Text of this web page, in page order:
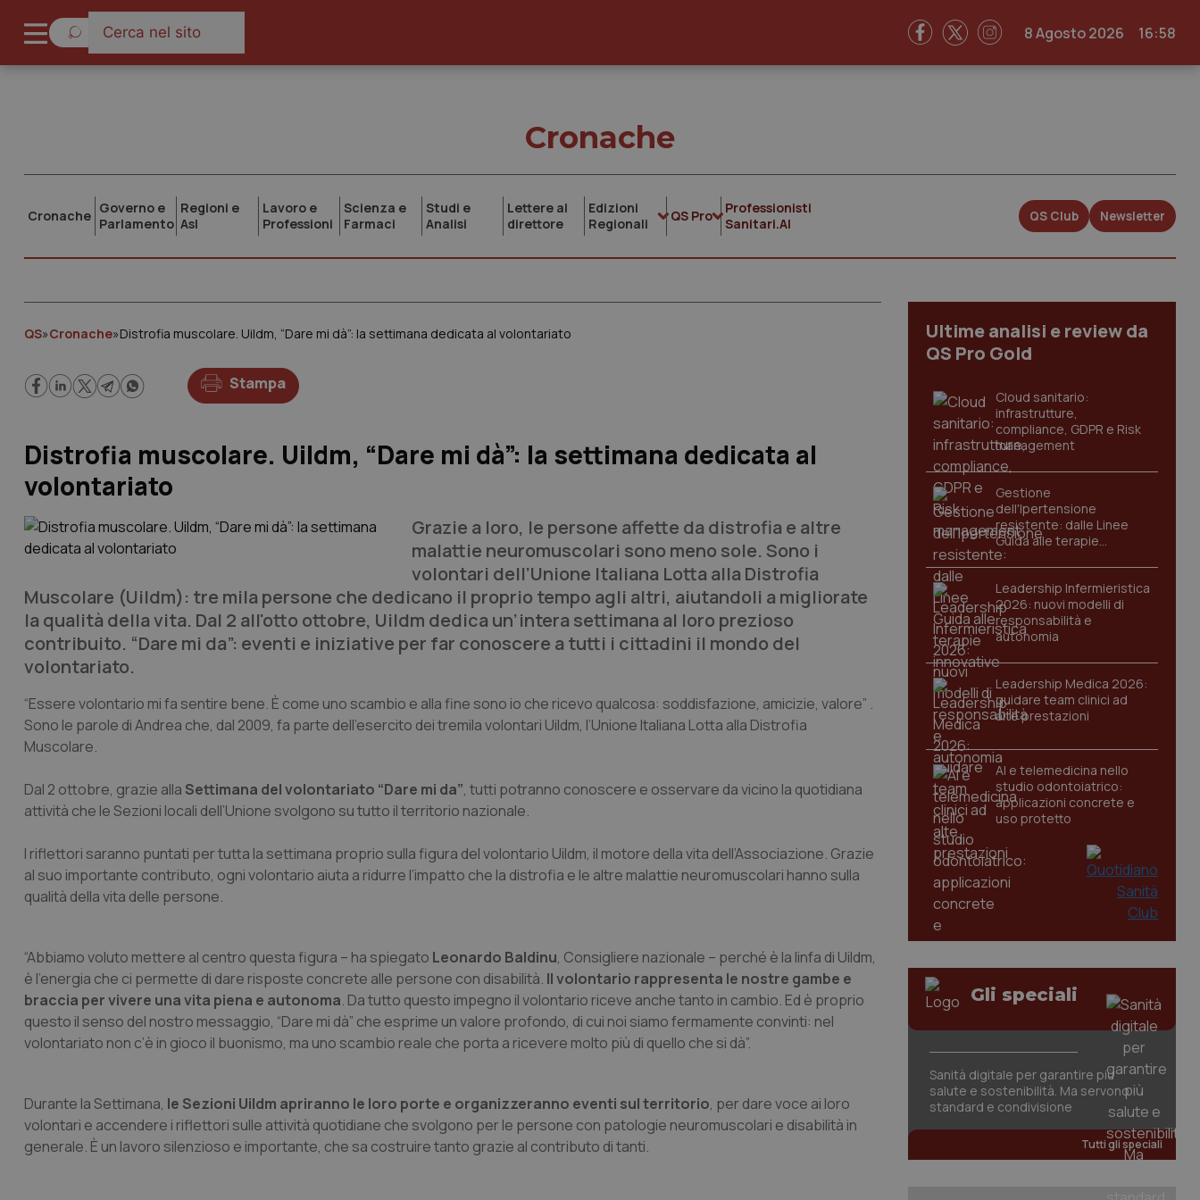
8 Agosto 2026 16:58
Cronache
Cronache Governo e
Parlamento
Regioni e
Asl
Lavoro e
Professioni
Scienza e
Farmaci
Studi e
Analisi
Lettere al
direttore
Edizioni
Regionali
QS Pro
Professionisti
Sanitari.AI
QS Club Newsletter
QS»Cronache»Distrofia muscolare. Uildm, “Dare mi dà”: la settimana dedicata al volontariato
Stampa
Distrofia muscolare. Uildm, “Dare mi dà”: la settimana dedicata al
volontariato
Grazie a loro, le persone affette da distrofia e altre
malattie neuromuscolari sono meno sole. Sono i
volontari dell’Unione Italiana Lotta alla Distrofia
Muscolare (Uildm): tre mila persone che dedicano il proprio tempo agli altri, aiutandoli a migliorate
la qualità della vita. Dal 2 all'otto ottobre, Uildm dedica un’intera settimana al loro prezioso
contribuito. “Dare mi da”: eventi e iniziative per far conoscere a tutti i cittadini il mondo del
volontariato.
“Essere volontario mi fa sentire bene. È come uno scambio e alla fine sono io che ricevo qualcosa: soddisfazione, amicizie, valore” .
Sono le parole di Andrea che, dal 2009, fa parte dell’esercito dei tremila volontari Uildm, l’Unione Italiana Lotta alla Distrofia
Muscolare.
Dal 2 ottobre, grazie alla Settimana del volontariato “Dare mi da”, tutti potranno conoscere e osservare da vicino la quotidiana
attività che le Sezioni locali dell’Unione svolgono su tutto il territorio nazionale.
I riflettori saranno puntati per tutta la settimana proprio sulla figura del volontario Uildm, il motore della vita dell’Associazione. Grazie
al suo importante contributo, ogni volontario aiuta a ridurre l’impatto che la distrofia e le altre malattie neuromuscolari hanno sulla
qualità della vita delle persone.
“Abbiamo voluto mettere al centro questa figura – ha spiegato Leonardo Baldinu, Consigliere nazionale – perché è la linfa di Uildm,
è l’energia che ci permette di dare risposte concrete alle persone con disabilità. Il volontario rappresenta le nostre gambe e
braccia per vivere una vita piena e autonoma. Da tutto questo impegno il volontario riceve anche tanto in cambio. Ed è proprio
questo il senso del nostro messaggio, “Dare mi dà” che esprime un valore profondo, di cui noi siamo fermamente convinti: nel
volontariato non c’è in gioco il buonismo, ma uno scambio reale che porta a ricevere molto più di quello che si dà”.
Durante la Settimana, le Sezioni Uildm apriranno le loro porte e organizzeranno eventi sul territorio, per dare voce ai loro
volontari e accendere i riflettori sulle attività quotidiane che svolgono per le persone con patologie neuromuscolari e disabilità in
generale. È un lavoro silenzioso e importante, che sa costruire tanto grazie al contributo di tanti.
Ultime analisi e review da
QS Pro Gold
Cloud sanitario:
infrastrutture,
compliance, GDPR e Risk
management
Gestione
dell'Ipertensione
resistente: dalle Linee
Guida alle terapie
innovative
Leadership Infermieristica
2026: nuovi modelli di
responsabilità e
autonomia
Leadership Medica 2026:
guidare team clinici ad
alte prestazioni
AI e telemedicina nello
studio odontoiatrico:
applicazioni concrete e
uso protetto
Gli speciali
Sanità digitale per garantire più
salute e sostenibilità. Ma servono
standard e condivisione
Tutti gli speciali